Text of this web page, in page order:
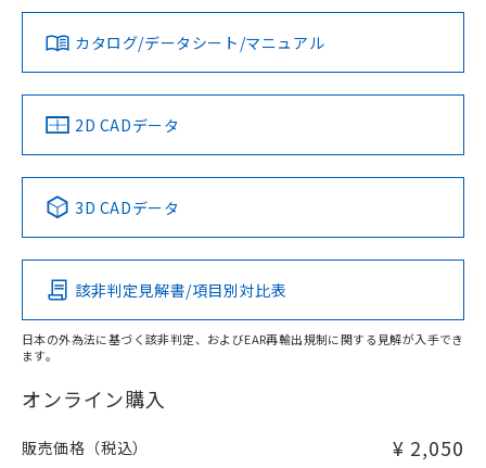
ダウンロードデータをご利用いただく前に、以下を必ずお読
みください。
ソフトウェアの使用条件
対応済み
中国 RoHS 注意事項・凡例
Pb Hg Cd Cr(VI)
O
在庫等で未対応品が混在する可能性があります。
問い合わせください。
LR型式承認
（イギリス
船舶規格）
DNV型式承認
（ノルウェー
BV型式承認
（フランス
KR型式
（韓国
No No No No
この製品の規格認証/適合状況ページへ
その他の認証はこちらのページからご検索ください
カタログ/データシート/マニュアル
2D CADデータ
3D CADデータ
該非判定見解書/項目別対比表
日本の外為法に基づく該非判定、およびEAR再輸出規制に関する見解が入手でき
ます。
オンライン購入
販売価格（税込） ¥ 2,050